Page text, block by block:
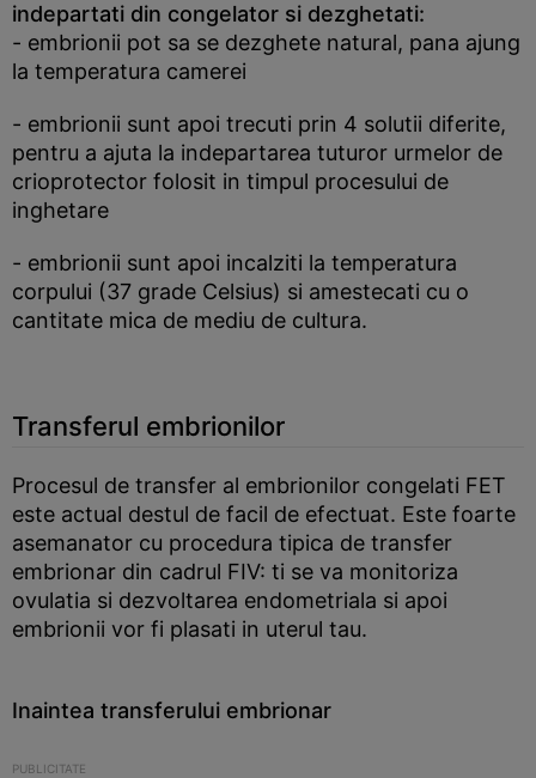
indepartati din congelator si dezghetati:
- embrionii pot sa se dezghete natural, pana ajung
la temperatura camerei
- embrionii sunt apoi trecuti prin 4 solutii diferite,
pentru a ajuta la indepartarea tuturor urmelor de
crioprotector folosit in timpul procesului de
inghetare
- embrionii sunt apoi incalziti la temperatura
corpului (37 grade Celsius) si amestecati cu o
cantitate mica de mediu de cultura.
Transferul embrionilor
Procesul de transfer al embrionilor congelati FET
este actual destul de facil de efectuat. Este foarte
asemanator cu procedura tipica de transfer
embrionar din cadrul FIV: ti se va monitoriza
ovulatia si dezvoltarea endometriala si apoi
embrionii vor fi plasati in uterul tau.
Inaintea transferului embrionar